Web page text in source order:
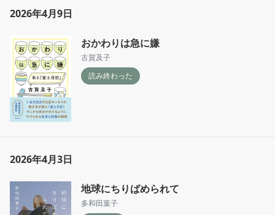
2026年4月9日
おかわりは急に嫌
古賀及子
読み終わった
2026年4月3日
地球にちりばめられて
多和田葉子